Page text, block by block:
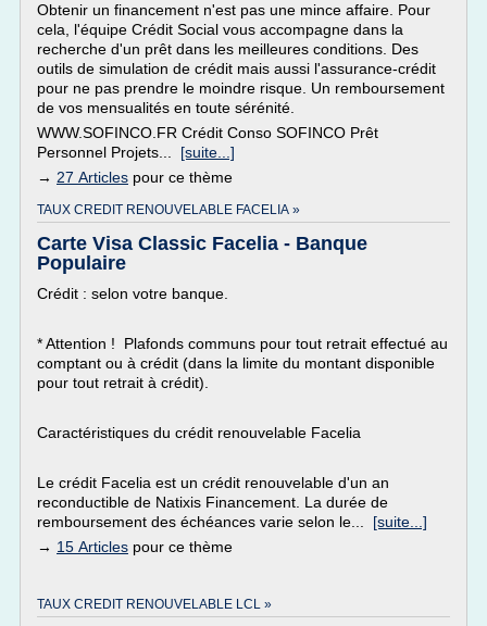
Obtenir un financement n'est pas une mince affaire. Pour
cela, l'équipe Crédit Social vous accompagne dans la
recherche d'un prêt dans les meilleures conditions. Des
outils de simulation de crédit mais aussi l'assurance-crédit
pour ne pas prendre le moindre risque. Un remboursement
de vos mensualités en toute sérénité.
WWW.SOFINCO.FR Crédit Conso SOFINCO Prêt
Personnel Projets... [suite...]
→ 27 Articles pour ce thème
TAUX CREDIT RENOUVELABLE FACELIA »
Carte Visa Classic Facelia - Banque
Populaire
Crédit : selon votre banque.
* Attention ! Plafonds communs pour tout retrait effectué au
comptant ou à crédit (dans la limite du montant disponible
pour tout retrait à crédit).
Caractéristiques du crédit renouvelable Facelia
Le crédit Facelia est un crédit renouvelable d'un an
reconductible de Natixis Financement. La durée de
remboursement des échéances varie selon le... [suite...]
→ 15 Articles pour ce thème
TAUX CREDIT RENOUVELABLE LCL »